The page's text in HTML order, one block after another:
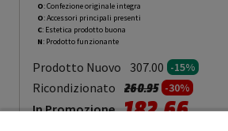
O: Confezione originale integra
O: Accessori principali presenti
C: Estetica prodotto buona
N: Prodotto funzionante
Prodotto Nuovo 307.00 -15%
Ricondizionato Prezzo ridotto da
260.95a-30%
In Promozione 182.66